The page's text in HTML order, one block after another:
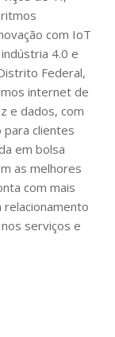
com IoT
4.0 e
Federal,
internet de
e dados, com
clientes
em bolsa
as melhores
com mais
relacionamento
serviços e